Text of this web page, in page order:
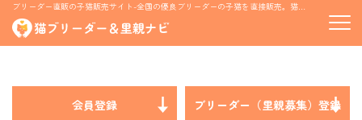
ブリーダー直販の子猫販売サイト-全国の優良ブリーダーの子猫を直接販売。猫の里親募集情報も掲載
会員登録 ブリーダー（里親募集）登録